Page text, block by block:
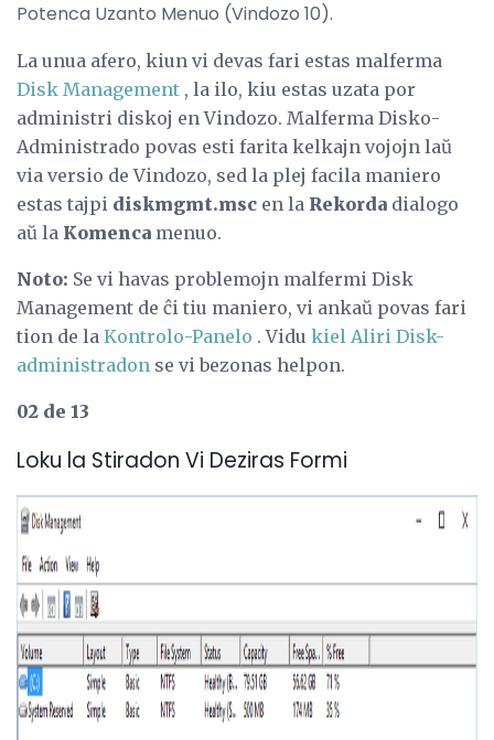
Potenca Uzanto Menuo (Vindozo 10).
La unua afero, kiun vi devas fari estas malferma
Disk Management , la ilo, kiu estas uzata por
administri diskoj en Vindozo. Malferma Disko-
Administrado povas esti farita kelkajn vojojn laŭ
via versio de Vindozo, sed la plej facila maniero
estas tajpi diskmgmt.msc en la Rekorda dialogo
aŭ la Komenca menuo.
Noto: Se vi havas problemojn malfermi Disk
Management de ĉi tiu maniero, vi ankaŭ povas fari
tion de la Kontrolo-Panelo . Vidu kiel Aliri Disk-
administradon se vi bezonas helpon.
02 de 13
Loku la Stiradon Vi Deziras Formi